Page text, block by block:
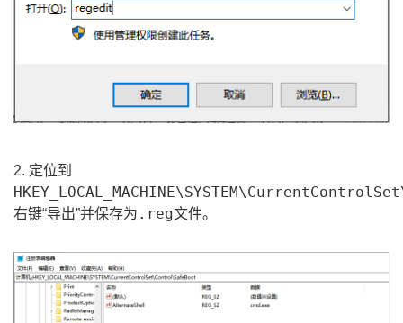
2. 定位到
右键“导出”并保存为 .reg文件。